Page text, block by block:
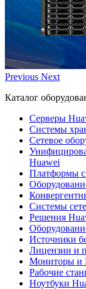
Previous Next
Каталог
Серверы
Системы
Сетевое
Huawei
Платформы с
Системы
Решения
Источники
Лицензии и
Мониторы и
Рабочие
Ноутбуки